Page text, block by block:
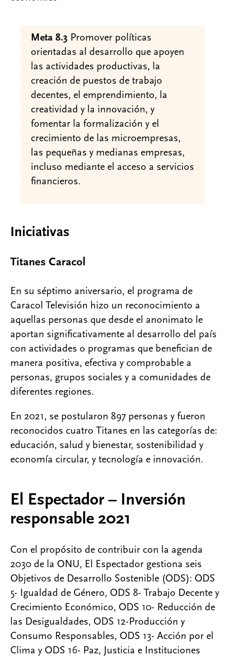
Meta 8.3 Promover políticas
orientadas al desarrollo que apoyen
las actividades productivas, la
creación de puestos de trabajo
decentes, el emprendimiento, la
creatividad y la innovación, y
fomentar la formalización y el
crecimiento de las microempresas,
las pequeñas y medianas empresas,
incluso mediante el acceso a servicios
financieros.
Iniciativas
Titanes Caracol
En su séptimo aniversario, el programa de
Caracol Televisión hizo un reconocimiento a
aquellas personas que desde el anonimato le
aportan significativamente al desarrollo del país
con actividades o programas que benefician de
manera positiva, efectiva y comprobable a
personas, grupos sociales y a comunidades de
diferentes regiones.
En 2021, se postularon 897 personas y fueron
reconocidos cuatro Titanes en las categorías de:
educación, salud y bienestar, sostenibilidad y
economía circular, y tecnología e innovación.
El Espectador – Inversión
responsable 2021
Con el propósito de contribuir con la agenda
2030 de la ONU, El Espectador gestiona seis
Objetivos de Desarrollo Sostenible (ODS): ODS
5- Igualdad de Género, ODS 8- Trabajo Decente y
Crecimiento Económico, ODS 10- Reducción de
las Desigualdades, ODS 12-Producción y
Consumo Responsables, ODS 13- Acción por el
Clima y ODS 16- Paz, Justicia e Instituciones